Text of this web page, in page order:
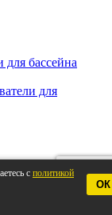
для бассейна
для
с политикой
ОК